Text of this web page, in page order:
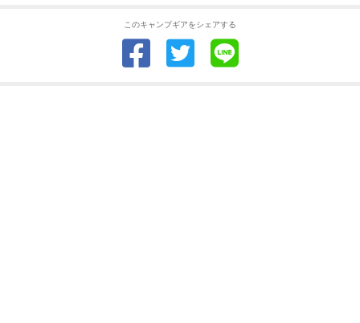
このキャンプギアをシェアする